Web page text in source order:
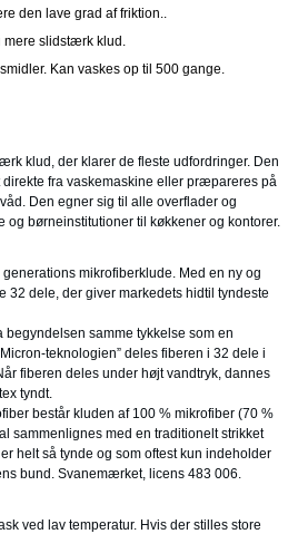
den lave grad af friktion..
mere slidstærk klud.
Kan vaskes op til 500 gange.
klud, der klarer de fleste udfordringer. Den
fra vaskemaskine eller præpareres på
Den egner sig til alle overflader og
børneinstitutioner til køkkener og kontorer.
mikrofiberklude. Med en ny og
32 dele, der giver markedets hidtil tyndeste
samme tykkelse som en
teknologien” deles fiberen i 32 dele i
fiberen deles under højt vandtryk, dannes
tyndt.
består kluden af 100 % mikrofiber (70 %
sammenlignes med en traditionelt strikket
helt så tynde og som oftest kun indeholder
bund. Svanemærket, licens 483 006.
ved lav temperatur. Hvis der stilles store